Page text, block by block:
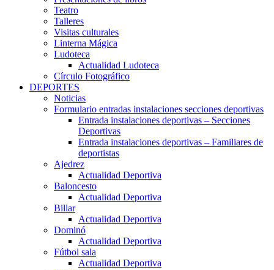
Teatro
Talleres
Visitas culturales
Linterna Mágica
Ludoteca
Actualidad Ludoteca
Círculo Fotográfico
DEPORTES
Noticias
Formulario entradas instalaciones secciones deportivas
Entrada instalaciones deportivas – Secciones
Deportivas
Entrada instalaciones deportivas – Familiares de
deportistas
Ajedrez
Actualidad Deportiva
Baloncesto
Actualidad Deportiva
Billar
Actualidad Deportiva
Dominó
Actualidad Deportiva
Fútbol sala
Actualidad Deportiva